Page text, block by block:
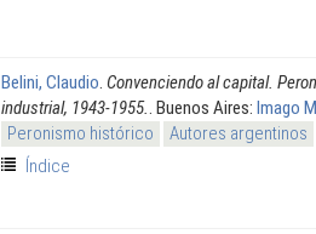
Belini, Claudio Convenciendo al capital.
industrial, 1943-1955. . Buenos Aires: Imago
Peronismo histórico
Autores argentinos
Índice